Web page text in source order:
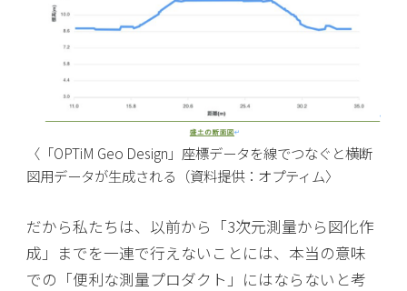
〈「OPTiM Geo Design」座標データを線でつなぐと横断
図用データが生成される（資料提供：オプティム〉
だから私たちは、以前から「3次元測量から図化作
成」までを一連で行えないことには、本当の意味
での「便利な測量プロダクト」にはならないと考